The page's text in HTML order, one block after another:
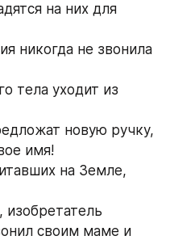
на них для
никогда не звонила
тела уходит из
новую ручку,
имя!
на Земле,
своим маме и